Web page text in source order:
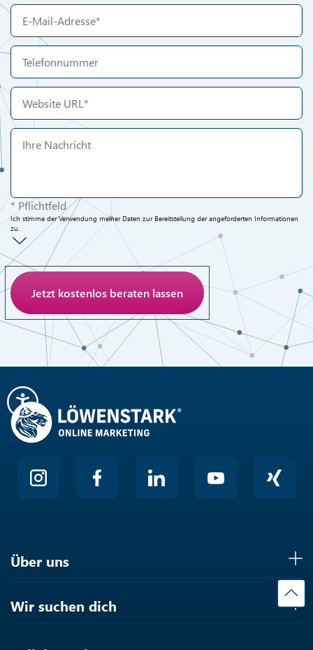
* Pflichtfeld
Ich stimme der Verwendung meiner Daten zur Bereitstellung der angeforderten Informationen
zu.
Anti-Roboter-Verifizierung
Hier klicken
Über uns
Wir suchen dich